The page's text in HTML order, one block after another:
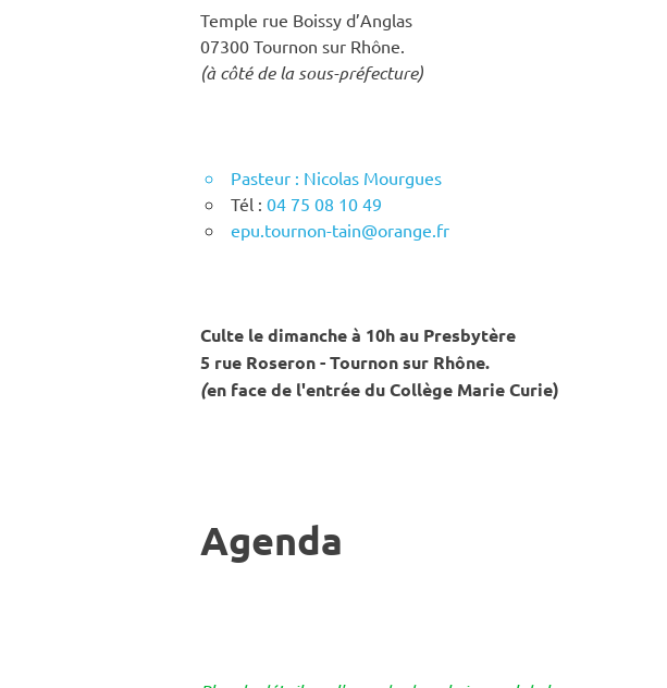
Temple rue Boissy d’Anglas
07300 Tournon sur Rhône.
(à côté de la sous-préfecture)
Pasteur : Nicolas Mourgues
Tél : 04 75 08 10 49
epu.tournon-tain@orange.fr
Culte le dimanche à 10h au Presbytère
5 rue Roseron - Tournon sur Rhône.
(en face de l'entrée du Collège Marie Curie)
Agenda